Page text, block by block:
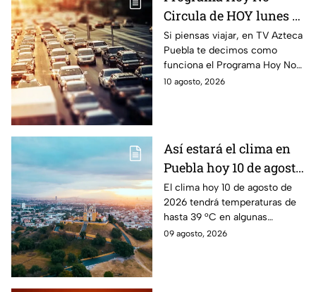
Circula de HOY lunes 10
de agosto de 2026
Si piensas viajar, en TV Azteca
Puebla te decimos como
funciona el Programa Hoy No
Circula HOY lunes 10 de
10 agosto, 2026
Así estará el clima en
Puebla hoy 10 de agosto
de 2026: Riesgo de
lluvias
El clima hoy 10 de agosto de
2026 tendrá temperaturas de
hasta 39 °C en algunas
regiones de Puebla; esperan
09 agosto, 2026